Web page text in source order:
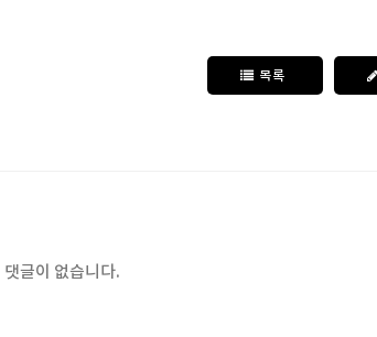
목록
댓글이 없습니다.